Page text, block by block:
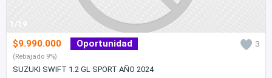
1/19
$9.990.000 Oportunidad 3
(Rebajado 9%)
SUZUKI SWIFT 1.2 GL SPORT AÑO 2024